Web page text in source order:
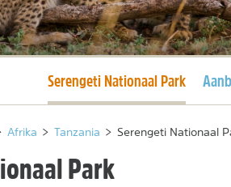
Huidige pagina
Serengeti Nationaal Park
Afrika > Tanzania > Serengeti Nationaal
Park